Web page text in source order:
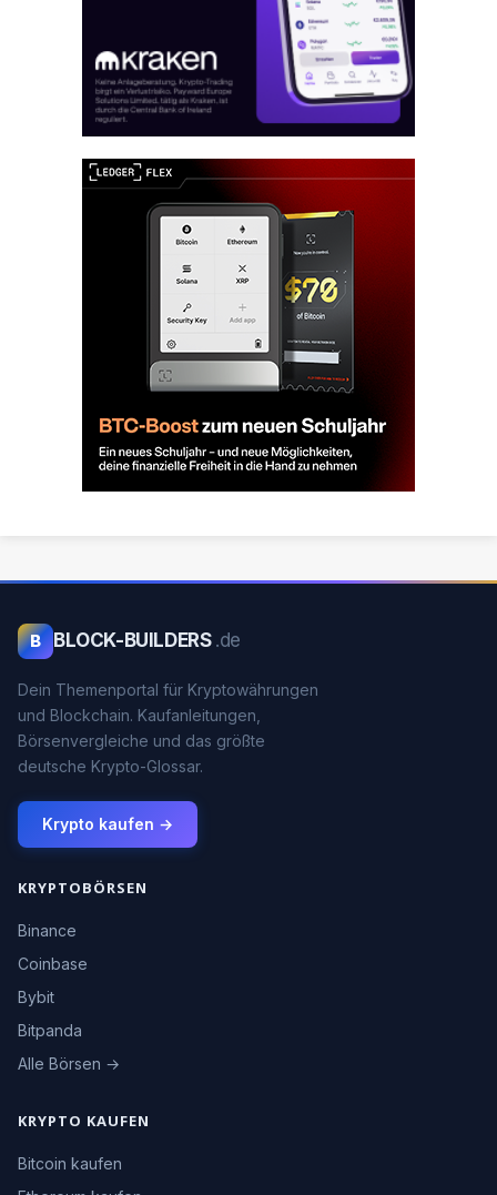
B BLOCK-BUILDERS .de
Dein Themenportal für Kryptowährungen
und Blockchain. Kaufanleitungen,
Börsenvergleiche und das größte
deutsche Krypto-Glossar.
Krypto kaufen →
KRYPTOBÖRSEN
Binance
Coinbase
Bybit
Bitpanda
Alle Börsen →
KRYPTO KAUFEN
Bitcoin kaufen